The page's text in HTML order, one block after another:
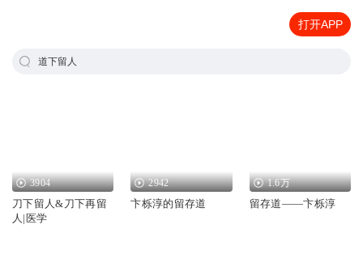
打开APP
道下留人
3904
刀下留人&刀下再留
人|医学
2942
卞栎淳的留存道
1.6万
留存道——卞栎淳